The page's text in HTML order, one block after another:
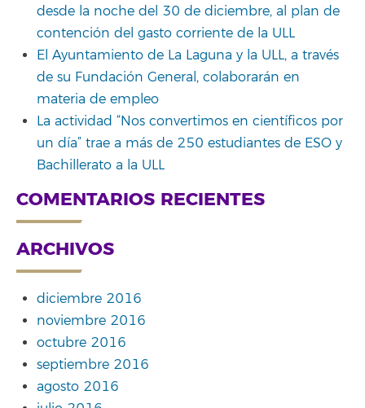
desde la noche del 30 de diciembre, al plan de
contención del gasto corriente de la ULL
El Ayuntamiento de La Laguna y la ULL, a través
de su Fundación General, colaborarán en
materia de empleo
La actividad “Nos convertimos en científicos por
un día” trae a más de 250 estudiantes de ESO y
Bachillerato a la ULL
COMENTARIOS RECIENTES
ARCHIVOS
diciembre 2016
noviembre 2016
octubre 2016
septiembre 2016
agosto 2016